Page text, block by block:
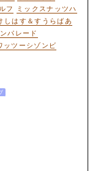
フ
ミックスナッツハ
しはす＆すうらばあ
パレード
ッツーシゾンビ